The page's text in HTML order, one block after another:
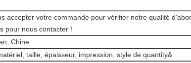
accepter votre commande pour vérifier notre qualité
pour nous contacter !
Chine
taille, épaisseur, impression, style de quantity&